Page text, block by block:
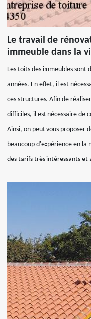
Le travail de
immeuble dans la
Les toits des immeubles sont
années. En effet, il est
ces structures. Afin de
difficiles, il est nécessaire de
Ainsi, on peut vous proposer
beaucoup d'expérience en la
des tarifs très intéressants et